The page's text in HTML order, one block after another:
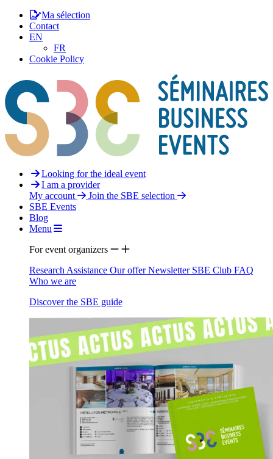
Ma sélection
Contact
EN
FR
Cookie Policy
Looking for the ideal event
I am a provider
My account
Join the SBE selection
SBE Events
Blog
Menu
For event organizers
Research Assistance Our offerNewsletter SBE Club FAQ
Who we are
Discover the SBE guide